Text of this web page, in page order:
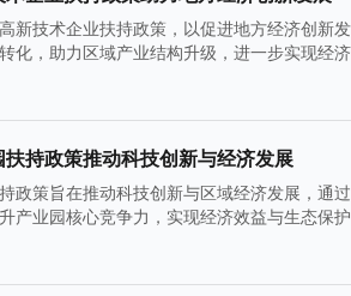
新技术企业扶持政策，以促进地方经济创新
化，助力区域产业结构升级，进一步实现经
持政策推动科技创新与经济发展
政策旨在推动科技创新与区域经济发展，通
产业园核心竞争力，实现经济效益与生态保